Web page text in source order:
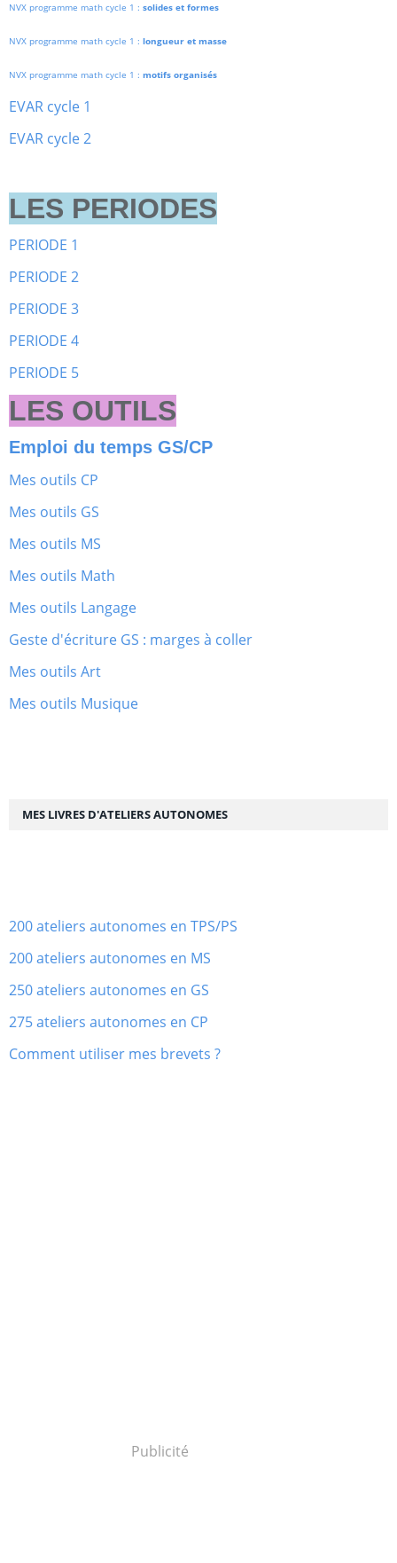
NVX programme math cycle 1 : solides et formes
NVX programme math cycle 1 : longueur et masse
NVX programme math cycle 1 : motifs organisés
EVAR cycle 1
EVAR cycle 2
LES PERIODES
PERIODE 1
PERIODE 2
PERIODE 3
PERIODE 4
PERIODE 5
LES OUTILS
Emploi du temps GS/CP
Mes outils CP
Mes outils GS
Mes outils MS
Mes outils Math
Mes outils Langage
Geste d'écriture GS : marges à coller
Mes outils Art
Mes outils Musique
MES LIVRES D'ATELIERS AUTONOMES
200 ateliers autonomes en TPS/PS
200 ateliers autonomes en MS
250 ateliers autonomes en GS
275 ateliers autonomes en CP
Comment utiliser mes brevets ?
Publicité